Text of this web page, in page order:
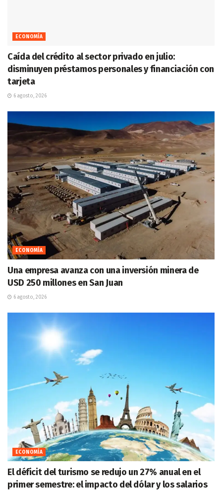
ECONOMÍA
Caída del crédito al sector privado en julio:
disminuyen préstamos personales y financiación con
tarjeta
6 agosto, 2026
ECONOMÍA
Una empresa avanza con una inversión minera de
USD 250 millones en San Juan
6 agosto, 2026
ECONOMÍA
El déficit del turismo se redujo un 27% anual en el
primer semestre: el impacto del dólar y los salarios